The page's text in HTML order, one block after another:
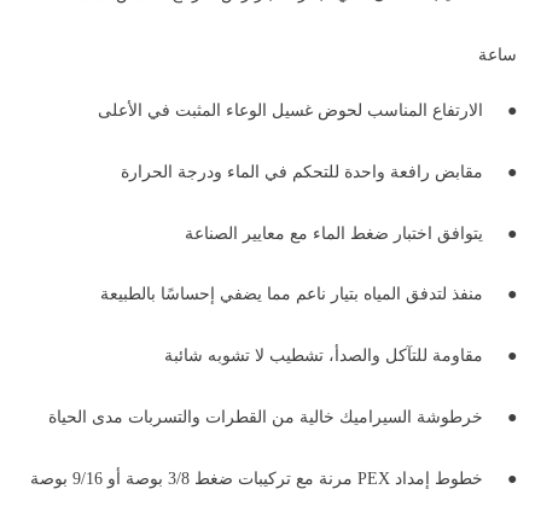
ساعة
● الارتفاع المناسب لحوض غسيل الوعاء المثبت في الأعلى
● مقابض رافعة واحدة للتحكم في الماء ودرجة الحرارة
● يتوافق اختبار ضغط الماء مع معايير الصناعة
● منفذ لتدفق المياه بتيار ناعم مما يضفي إحساسًا بالطبيعة
● مقاومة للتآكل والصدأ، تشطيب لا تشوبه شائبة
● خرطوشة السيراميك خالية من القطرات والتسربات مدى الحياة
● خطوط إمداد PEX مرنة مع تركيبات ضغط 3/8 بوصة أو 9/16 بوصة